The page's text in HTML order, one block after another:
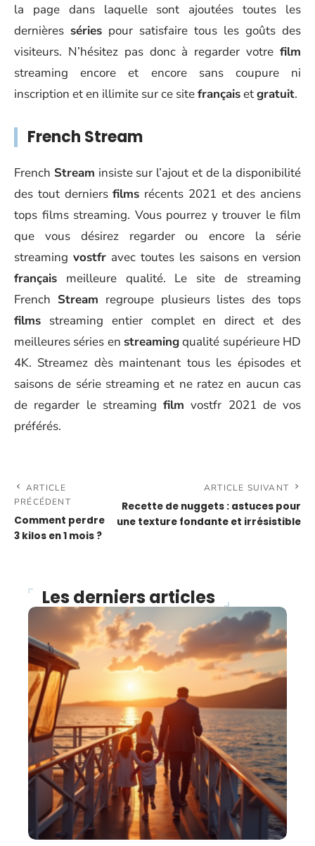
la page dans laquelle sont ajoutées toutes les
dernières séries pour satisfaire tous les goûts des
visiteurs. N’hésitez pas donc à regarder votre film
streaming encore et encore sans coupure ni
inscription et en illimite sur ce sitefrançaisetgratuit.
French Stream
French Stream insiste sur l’ajout et de la disponibilité
des tout derniersfilms récents 2021 et des anciens
tops films streaming. Vous pourrez y trouver le film
que vous désirez regarder ou encore la série
streaming vostfr avec toutes les saisons en version
français meilleure qualité. Le site de streaming
French Stream regroupe plusieurs listes des tops
films streaming entier complet en direct et des
meilleures séries en streamingqualité supérieure HD
4K. Streamez dès maintenant tous les épisodes et
saisons de série streaming et ne ratez en aucun cas
de regarder le streaming film vostfr 2021 de vos
préférés.
ARTICLE
PRÉCÉDENT
Comment perdre
3 kilos en 1 mois ?
ARTICLE SUIVANT
Recette de nuggets : astuces pour
une texture fondante et irrésistible
Les derniers articles